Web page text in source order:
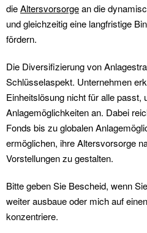
dieAltersvorsorgean die
und gleichzeitig eine langfristige
fördern.
Die Diversifizierung von
Schlüsselaspekt. Unternehmen
Einheitslösung nicht für alle passt,
Anlagemöglichkeiten an. Dabei
Fonds bis zu globalen
ermöglichen, ihre Altersvorsorge
Vorstellungen zu gestalten.
Bitte geben Sie Bescheid, wenn
weiter ausbaue oder mich auf
konzentriere.